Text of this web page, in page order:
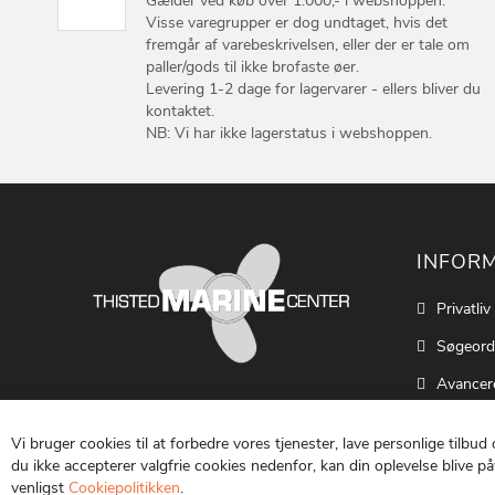
Visse varegrupper er dog undtaget, hvis det
fremgår af varebeskrivelsen, eller der er tale om
paller/gods til ikke brofaste øer.
Levering 1-2 dage for lagervarer - ellers bliver du
kontaktet.
NB: Vi har ikke lagerstatus i webshoppen.
Søgeord
Kontakt
Vi bruger cookies til at forbedre vores tjenester, lave personlige tilbud
du ikke accepterer valgfrie cookies nedenfor, kan din oplevelse blive
venligst Cookiepolitikken.